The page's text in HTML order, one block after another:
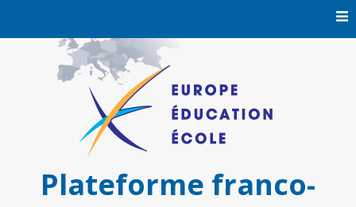
Plateforme franco-